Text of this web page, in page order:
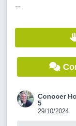
...
Conocer
5
29/10/2024